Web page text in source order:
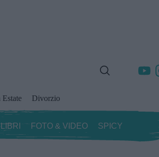
Estate Divorzio
LIBRI FOTO & VIDEO SPICY